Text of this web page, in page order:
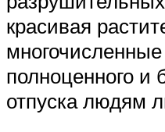
красивая
полноценного и
отпуска людям